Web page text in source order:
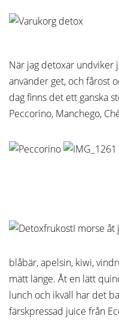
När jag detoxar
använder get, och fårost
dag finns det ett ganska
Peccorino, Manchego,
I morse åt
blåbär, apelsin, kiwi,
mätt länge. Åt en lätt
lunch och ikväll har det
färskpressad juice från